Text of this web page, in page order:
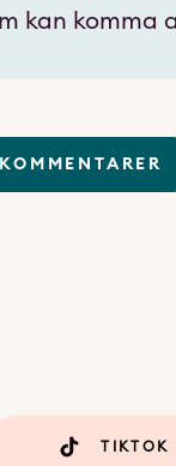
kan komma
KOMMENTARER
TIKTOK